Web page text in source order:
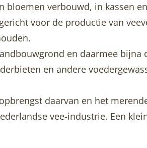
bloemen verbouwd, in kassen
voor de productie van
en daarmee
en andere
daarvan en het
vee-industrie. Een